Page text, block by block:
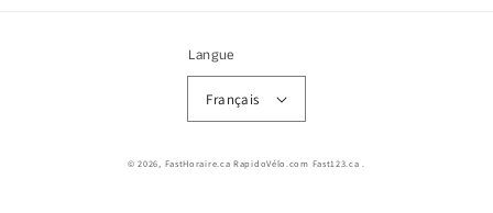
Langue
Français
© 2026, FastHoraire.ca RapidoVélo.com Fast123.ca .